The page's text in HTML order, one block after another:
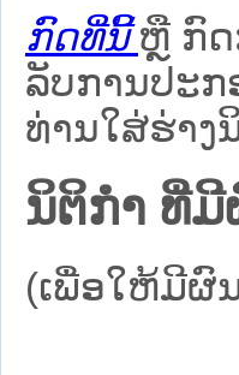
ກົດທີ່ນີ້ ຫຼື ກົດ
ລັບການປະກ
ທ່ານໃສ່ຮ່າງ
ນິຕິກໍາ ທີ່
(ເພື່ອໃຫ້ມີຜົ